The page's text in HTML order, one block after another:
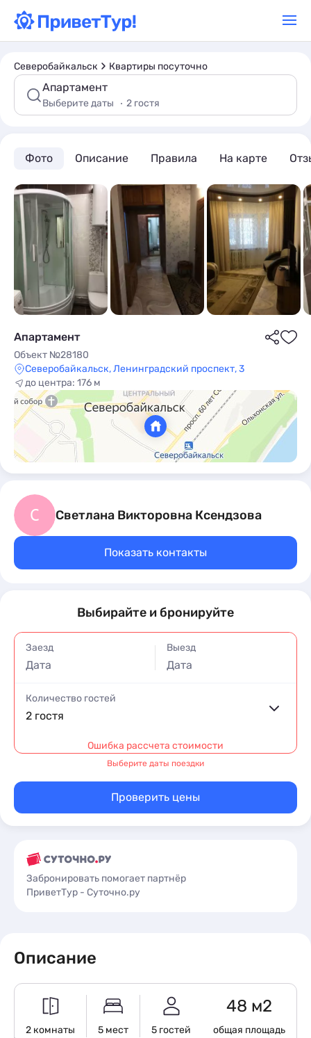
Северобайкальск Квартиры посуточно
Апартамент
Выберите даты 2 гостя
Фото Описание Правила На карте
Апартамент
Объект №28180
Северобайкальск, Ленинградский проспект, 3
до центра: 176 м
С Светлана Викторовна Ксендзова
Показать контакты
Выбирайте и бронируйте
Заезд
Дата
Выезд
Дата
Количество гостей
2 гостя
Ошибка рассчета стоимости
Выберите даты поездки
Проверить цены
Забронировать помогает партнёр
ПриветТур - Суточно.ру
Описание
2 комнаты 5 мест 5 гостей
48 м2
общая площадь